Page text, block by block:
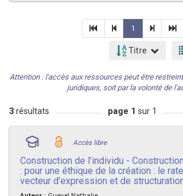
1
Titre
Attention : l'accès aux ressources peut être
juridiques, soit par la volonté de
3 résultats page 1 sur 1
Accès libre
Construction de l’individu -
: pour une éthique de la création : le
vecteur d’expression et de